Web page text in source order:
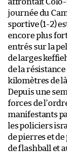
journée du
sportive (1-2)
encore plus
entrés sur la
de larges
de la
kilomètres de
Depuis une
forces de
manifestants
les policiers
de pierres et
de flashball et